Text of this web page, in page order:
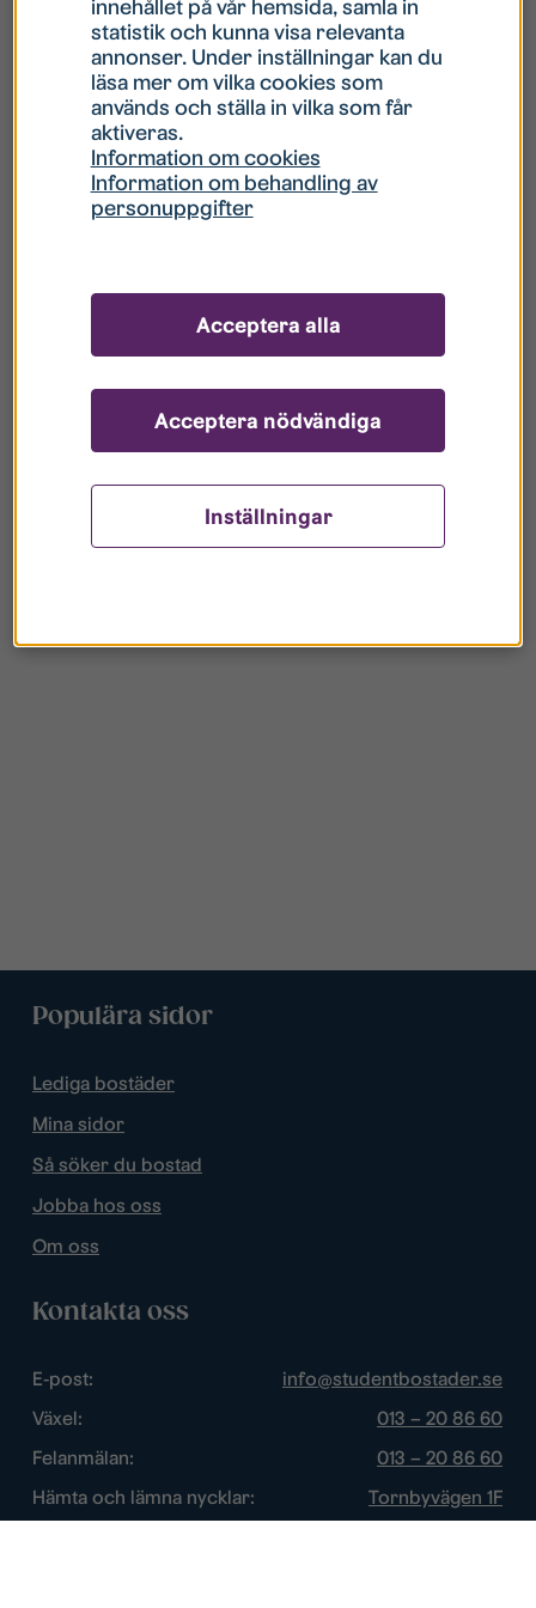
Hur gör jag om mitt konto är låst?
Hur gör jag när jag glömt mitt lösenord?
Vad innebär Gästkonto/Gästanvändare?
Populära sidor
Lediga bostäder
Mina sidor
Så söker du bostad
Jobba hos oss
Om oss
Kontakta oss
E-post:
info@studentbostader.se
Växel:
013 – 20 86 60
Felanmälan:
013 – 20 86 60
Hämta och lämna nycklar:
Tornbyvägen 1F
innehållet på vår hemsida, samla in
statistik och kunna visa relevanta
annonser. Under inställningar kan du
läsa mer om vilka cookies som
används och ställa in vilka som får
aktiveras.
Information om cookies
Information om behandling av
personuppgifter
Inställningar
Acceptera nödvändiga
Acceptera alla